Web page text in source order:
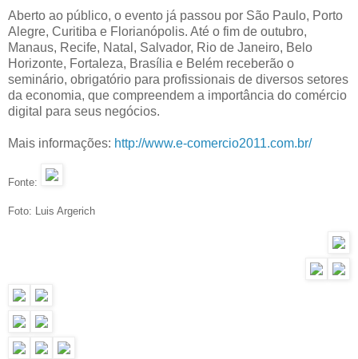
Aberto ao público, o evento já passou por São Paulo, Porto
Alegre, Curitiba e Florianópolis. Até o fim de outubro,
Manaus, Recife, Natal, Salvador, Rio de Janeiro, Belo
Horizonte, Fortaleza, Brasília e Belém receberão o
seminário, obrigatório para profissionais de diversos setores
da economia, que compreendem a importância do comércio
digital para seus negócios.
Mais informações: http://www.e-comercio2011.com.br/
Fonte:
Foto: Luis Argerich